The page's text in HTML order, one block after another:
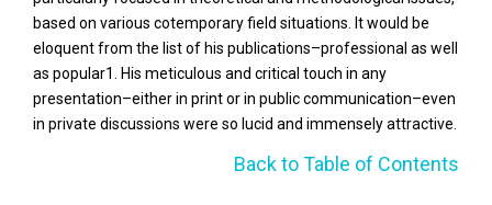
based on various cotemporary field situations. It would be
eloquent from the list of his publications–professional as well
as popular1. His meticulous and critical touch in any
presentation–either in print or in public communication–even
in private discussions were so lucid and immensely attractive.
Back to Table of Contents